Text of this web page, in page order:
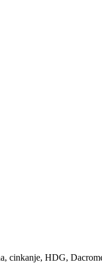
cinkanje, HDG,